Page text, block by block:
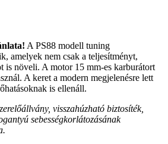
A PS88 modell tuning
amelyek nem csak a teljesítményt,
is növeli. A motor 15 mm-es karburátort
A keret a modern megjelenésre lett
is ellenáll.
visszahúzható biztosíték,
sebességkorlátozásának